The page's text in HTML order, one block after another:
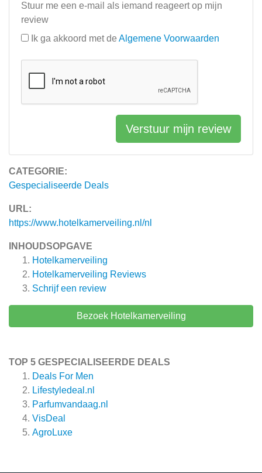
CATEGORIE:
Gespecialiseerde Deals
URL:
https://www.hotelkamerveiling.nl/nl
INHOUDSOPGAVE
Hotelkamerveiling
Hotelkamerveiling Reviews
Schrijf een review
Bezoek Hotelkamerveiling
TOP 5 GESPECIALISEERDE DEALS
Deals For Men
Lifestyledeal.nl
Parfumvandaag.nl
VisDeal
AgroLuxe
Stuur me een e-mail als iemand reageert op mijn
review
Ik ga akkoord met de Algemene Voorwaarden
Verstuur mijn review